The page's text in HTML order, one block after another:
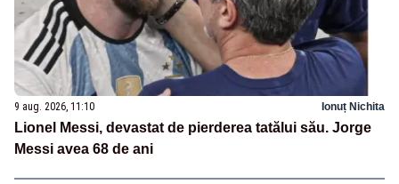
9 aug. 2026, 11:10 Ionuț Nichita
Lionel Messi, devastat de pierderea tatălui său. Jorge
Messi avea 68 de ani